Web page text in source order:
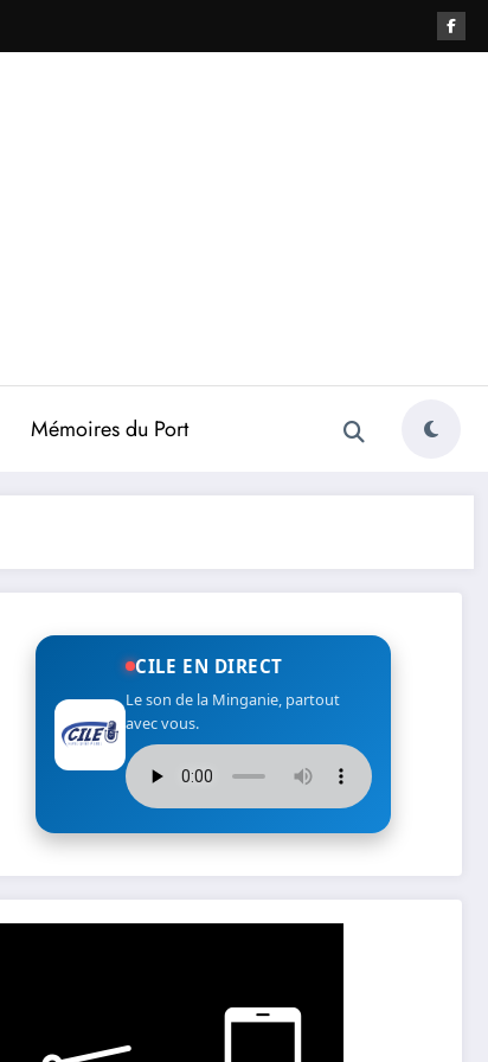
Mémoires du Port
CILE EN DIRECT
Le son de la Minganie, partout
avec vous.